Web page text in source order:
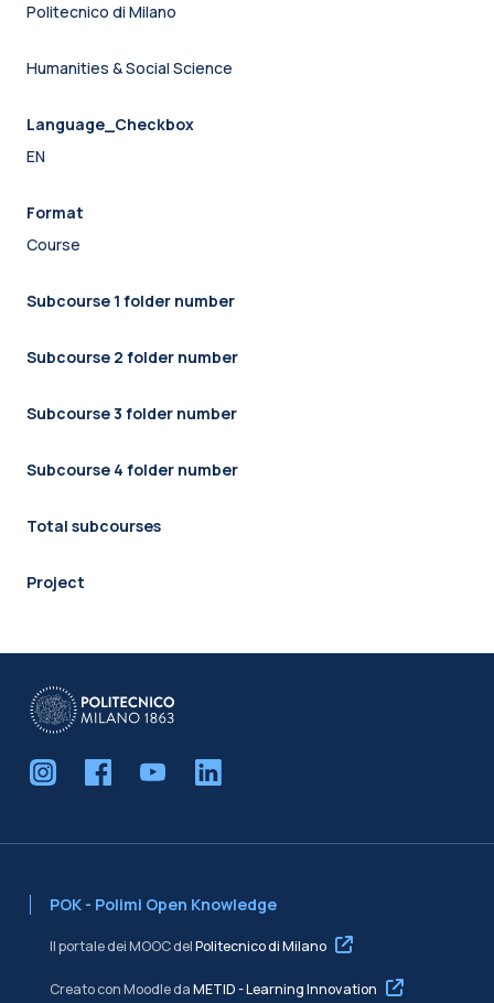
Politecnico di Milano
Humanities & Social Science
Language_Checkbox
EN
Format
Course
Subcourse 1 folder number
Subcourse 2 folder number
Subcourse 3 folder number
Subcourse 4 folder number
Total subcourses
Project
POK - Polimi Open Knowledge
Il portale dei MOOC delPolitecnico di Milano
Creato con Moodle daMETID - Learning Innovation